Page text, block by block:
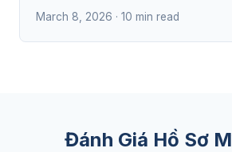
March 8, 2026 · 10 min read
Đánh Giá Hồ Sơ